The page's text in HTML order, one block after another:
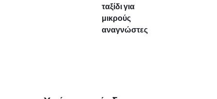
ταξίδι για
μικρούς
αναγνώστες